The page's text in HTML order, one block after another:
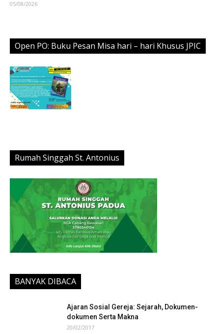
05/08/2026
Open PO: Buku Pesan Misa hari – hari Khusus JPIC
Rumah Singgah St. Antonius
BANYAK DIBACA
Ajaran Sosial Gereja: Sejarah, Dokumen-
dokumen Serta Makna
20/02/2017